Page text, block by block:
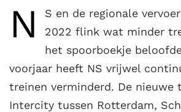
N
S en de regionale
2022 flink wat minder
het spoorboekje
voorjaar heeft NS vrijwel
treinen verminderd. De nieuwe
Intercity tussen Rotterdam,